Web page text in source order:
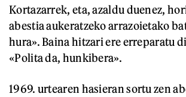
Kortazarrek, eta, azaldu duenez,
abestia aukeratzeko arrazoietako
hura». Baina hitzari ere erreparatu
«Polita da, hunkibera».
1969. urtearen hasieran sortu zen